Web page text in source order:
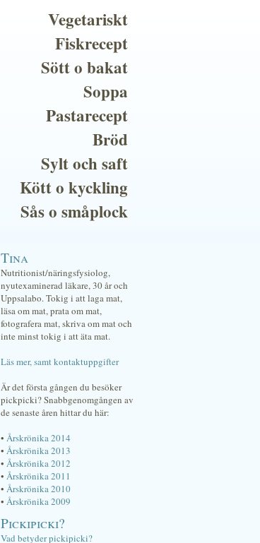
Vegetariskt
Fiskrecept
Sött o bakat
Soppa
Pastarecept
Bröd
Sylt och saft
Kött o kyckling
Sås o småplock
Tina
Nutritionist/näringsfysiolog,
nyutexaminerad läkare, 30 år och
Uppsalabo. Tokig i att laga mat,
läsa om mat, prata om mat,
fotografera mat, skriva om mat och
inte minst tokig i att äta mat.
Läs mer, samt kontaktuppgifter
Är det första gången du besöker
pickpicki? Snabbgenomgången av
de senaste åren hittar du här:
• Årskrönika 2014
• Årskrönika 2013
• Årskrönika 2012
• Årskrönika 2011
• Årskrönika 2010
• Årskrönika 2009
Pickipicki?
Vad betyder pickipicki?